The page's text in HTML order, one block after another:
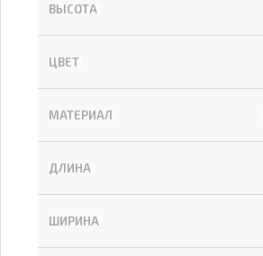
ВЫСОТА
ЦВЕТ
МАТЕРИАЛ
ДЛИНА
ШИРИНА